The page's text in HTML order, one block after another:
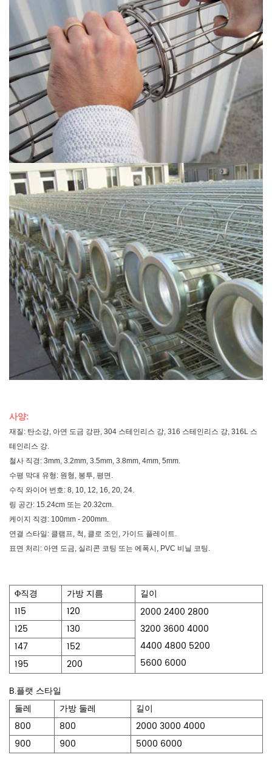
사양:
재질: 탄소강, 아연 도금 강판, 304 스테인리스 강, 316 스테인리스 강, 316L 스
테인리스 강.
철사 직경: 3mm, 3.2mm, 3.5mm, 3.8mm, 4mm, 5mm.
수평 막대 유형: 원형, 봉투, 평면.
수직 와이어 번호: 8, 10, 12, 16, 20, 24.
링 공간: 15.24cm 또는 20.32cm.
케이지 직경: 100mm - 200mm.
연결 스타일: 클램프, 척, 클로 조인, 가이드 플레이트.
표면 처리: 아연 도금, 실리콘 코팅 또는 에폭시, PVC 비닐 코팅.
Φ직경 가방 지름
길이
115
120
2000 2400 2800
3200 3600 4000
4400 4800 5200
5600 6000
125
130
147
152
195
200
B.플랫 스타일
둘레
가방 둘레
길이
800
800
2000 3000 4000
900
900
5000 6000